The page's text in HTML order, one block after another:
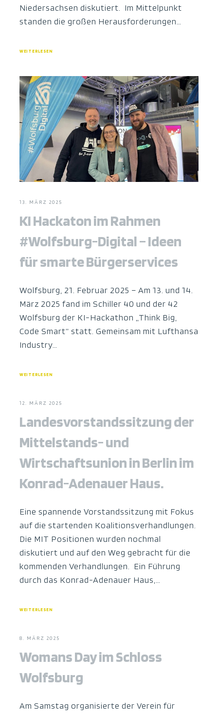
Niedersachsen diskutiert. Im Mittelpunkt
standen die großen Herausforderungen…
WEITERLESEN
13. MÄRZ 2025
KI Hackaton im Rahmen
#Wolfsburg-Digital – Ideen
für smarte Bürgerservices
Wolfsburg, 21. Februar 2025 – Am 13. und 14.
März 2025 fand im Schiller 40 und der 42
Wolfsburg der KI-Hackathon „Think Big,
Code Smart“ statt. Gemeinsam mit Lufthansa
Industry…
WEITERLESEN
12. MÄRZ 2025
Landesvorstandssitzung der
Mittelstands- und
Wirtschaftsunion in Berlin im
Konrad-Adenauer Haus.
Eine spannende Vorstandssitzung mit Fokus
auf die startenden Koalitionsverhandlungen.
Die MIT Positionen wurden nochmal
diskutiert und auf den Weg gebracht für die
kommenden Verhandlungen. Ein Führung
durch das Konrad-Adenauer Haus,…
WEITERLESEN
8. MÄRZ 2025
Womans Day im Schloss
Wolfsburg
Am Samstag organisierte der Verein für